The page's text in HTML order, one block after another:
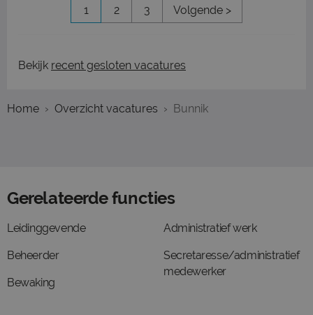
1 2 3 Volgende >
Bekijk recent gesloten vacatures
Home Overzicht vacatures Bunnik
Gerelateerde functies
Leidinggevende
Beheerder
Bewaking
Administratief werk
Secretaresse/administratief
medewerker